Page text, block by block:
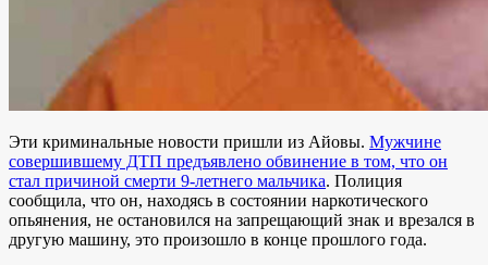
Эти криминальные новости пришли из Айовы. Мужчине
совершившему ДТП предъявлено обвинение в том, что он
стал причиной смерти 9-летнего мальчика. Полиция
сообщила, что он, находясь в состоянии наркотического
опьянения, не остановился на запрещающий знак и врезался в
другую машину, это произошло в конце прошлого года.